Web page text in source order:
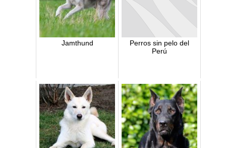
Jamthund
Perros sin pelo del
Perú